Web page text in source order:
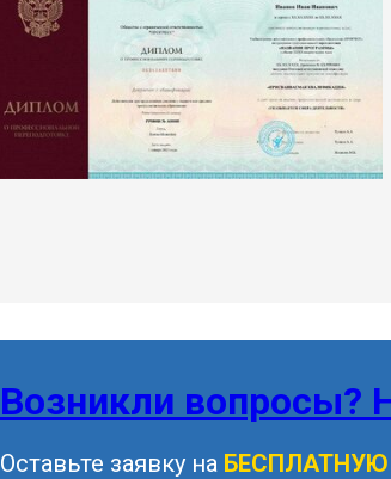
Возникли вопросы?
Оставьте заявку на БЕСПЛАТНУЮ